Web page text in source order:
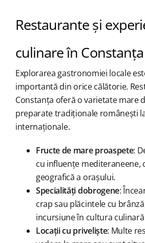
Restaurante și
culinare în Constanța
Explorarea gastronomiei locale
importantă din orice călătorie.
Constanța oferă o varietate mare
preparate tradiționale românești
internaționale.
Fructe de mare proaspete:
cu influențe mediteraneene,
geografică a orașului.
Specialități dobrogene:
crap sau plăcintele cu
incursiune în cultura culinară
Locații cu priveliște: Multe